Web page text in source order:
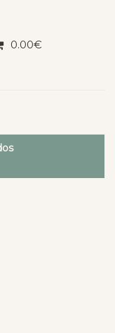
0.00€